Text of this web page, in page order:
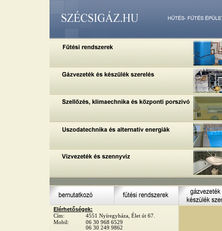
Elérhetőségek:
Cím:
4551 Nyíregyháza, Élet út 67.
Mobil:
06 30 968 6529
06 30 249 9862